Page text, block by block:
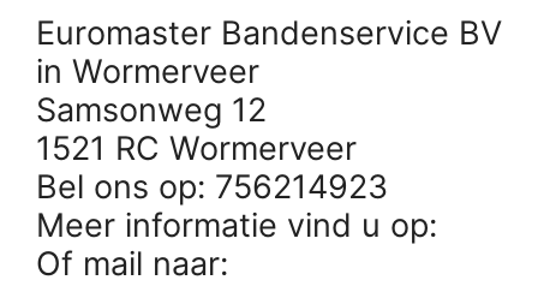
Euromaster Bandenservice BV
in Wormerveer
Samsonweg 12
1521 RC Wormerveer
Bel ons op: 756214923
Meer informatie vind u op:
Of mail naar: